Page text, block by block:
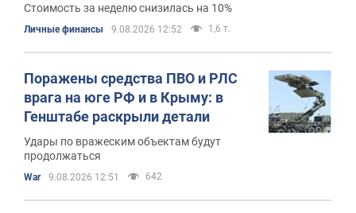
Стоимость за неделю снизилась на 10%
Личные финансы 9.08.2026 12:52 1,6 т.
Поражены средства ПВО и РЛС
врага на юге РФ и в Крыму: в
Генштабе раскрыли детали
Удары по вражеским объектам будут
продолжаться
War 9.08.2026 12:51 642